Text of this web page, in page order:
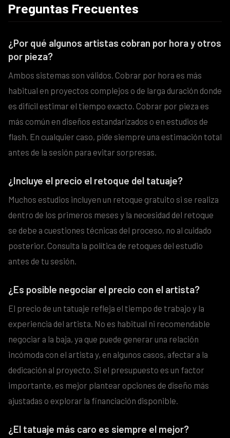
Preguntas Frecuentes
¿Por qué algunos artistas cobran por hora y otros
por pieza?
Ambos sistemas son válidos. Cobrar por hora es más
habitual en proyectos complejos o de larga duración donde
es difícil estimar el tiempo exacto. Cobrar por pieza es
más común en diseños estandarizados o en estudios de
flash. En cualquier caso, pide siempre una estimación total
antes de la sesión para evitar sorpresas.
¿Incluye el precio el retoque del tatuaje?
Muchos estudios incluyen un retoque gratuito si se realiza
dentro de los primeros meses y la necesidad del retoque
se debe a cuestiones técnicas del proceso, no al cuidado
posterior. Consulta la política de retoques del estudio
antes de tu sesión.
¿Es posible negociar el precio con el artista?
El precio de un tatuaje refleja el tiempo de trabajo y la
experiencia del artista. No es habitual ni recomendable
negociar a la baja, ya que puede generar una relación
incómoda con el artista y, en algunos casos, afectar a la
dedicación al proyecto. Si el presupuesto es un factor
importante, es mejor plantear opciones de diseño más
ajustadas o explorar la financiación disponible.
¿El tatuaje más caro es siempre el mejor?